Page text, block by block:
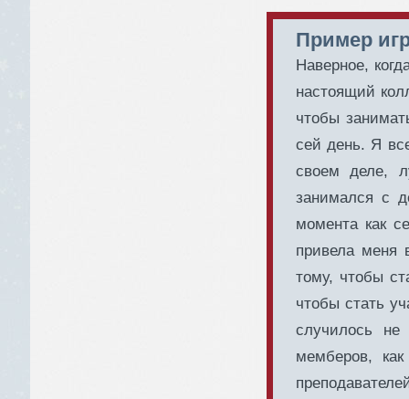
Пример
Наверное,
настоящий
чтобы
сей день. Я
своем деле,
занимался с
момента как
привела меня
тому, чтобы
чтобы стать
случилось
мемберов,